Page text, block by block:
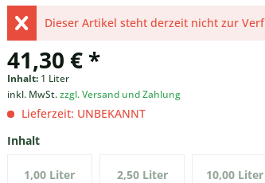
Dieser Artikel steht derzeit nicht zur
41,30 € *
Inhalt: 1 Liter
inkl. MwSt.zzgl. Versand und Zahlung
Lieferzeit: UNBEKANNT
Inhalt
1,00 Liter 2,50 Liter 10,00 Liter